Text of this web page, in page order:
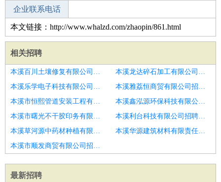
企业联系电话
本文链接：http://www.whalzd.com/zhaopin/861.html
相关招聘
本溪百川土壤修复有限公司招聘采购员
本溪龙达碎石加工有限公司招聘苗木采购
本溪乐学电子科技有限公司招聘采购员
本溪雅荔恒商贸有限公司招聘采购员
本溪市恒熙管道安装工程有限公司招聘采购员
本溪鑫泓源环保科技有限公司招聘物料采购员
本溪市曙光不干胶印务有限公司招聘采购
本溪利台科技有限公司招聘采购员
本溪草河源中药材种植有限公司招聘采购员
本溪华源建筑材料有限责任公司招聘采购员
本溪市顺发商贸有限公司招聘采购员
最新招聘